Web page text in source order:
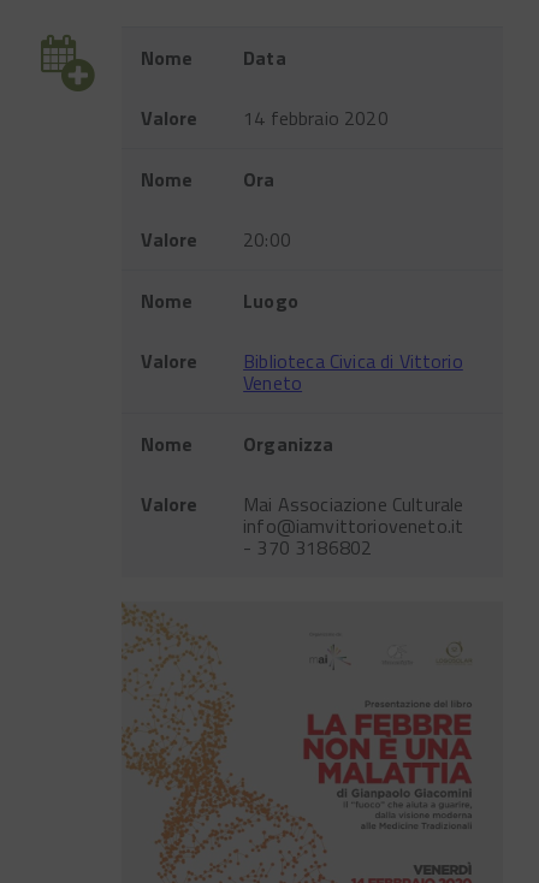
Evento
Nome Data
Valore 14 febbraio 2020
Nome Ora
Valore 20:00
Nome Luogo
Valore Biblioteca Civica di Vittorio
Veneto
Nome Organizza
Valore Mai Associazione Culturale
info@iamvittorioveneto.it
- 370 3186802